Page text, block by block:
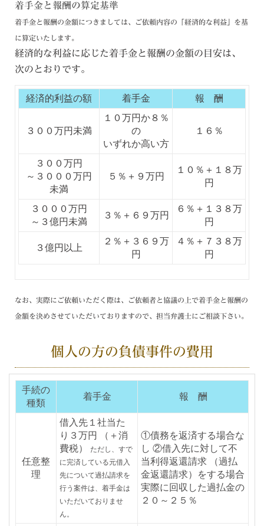
着手金と報酬の算定基準
着手金と報酬の金額につきましては、ご依頼内容の「経済的な利益」を基
に算定いたします。
経済的な利益に応じた着手金と報酬の金額の目安は、
次のとおりです。
経済的利益の額 着手金 報 酬
３００万円未満
１０万円か８％
の
いずれか高い方
１６％
３００万円
～３０００万円
未満
５％＋９万円
１０％＋１８万
円
３０００万円
～３億円未満
３％＋６９万円
６％＋１３８万
円
３億円以上
２％＋３６９万
円
４％＋７３８万
円
なお、実際にご依頼いただく際は、ご依頼者と協議の上で着手金と報酬の
金額を決めさせていただいておりますので、担当弁護士にご相談下さい。
個人の方の負債事件の費用
手続の
種類
着手金 報 酬
任意整
理
借入先１社当た
り３万円 （＋消
費税）
ただし、すで
に完済している元借入
先について過払請求を
行う案件は、着手金は
いただいておりませ
ん。
①債務を返済する場合な
し ②借入先に対して不
当利得返還請求 （過払
金返還請求）をする場合
実際に回収した過払金の
２０～２５％